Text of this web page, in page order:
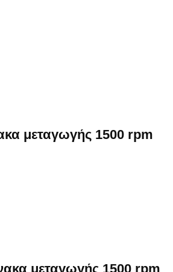
μεταγωγής 1500 rpm
μεταγωγής 1500 rpm